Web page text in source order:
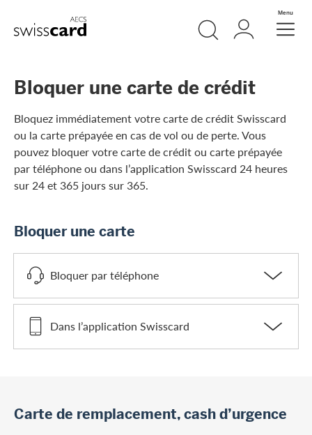
Header
Logo Meta Navigation
Recherche
Login Menu
Bloquer une carte de crédit
Bloquez immédiatement votre carte de crédit Swisscard
ou la carte prépayée en cas de vol ou de perte. Vous
pouvez bloquer votre carte de crédit ou carte prépayée
par téléphone ou dans l’application Swisscard 24 heures
sur 24 et 365 jours sur 365.
Bloquer une carte
Bloquer par téléphone
Dans l’application Swisscard
Carte de remplacement, cash d’urgence